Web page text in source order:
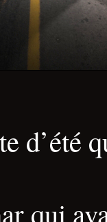
d’été
qui